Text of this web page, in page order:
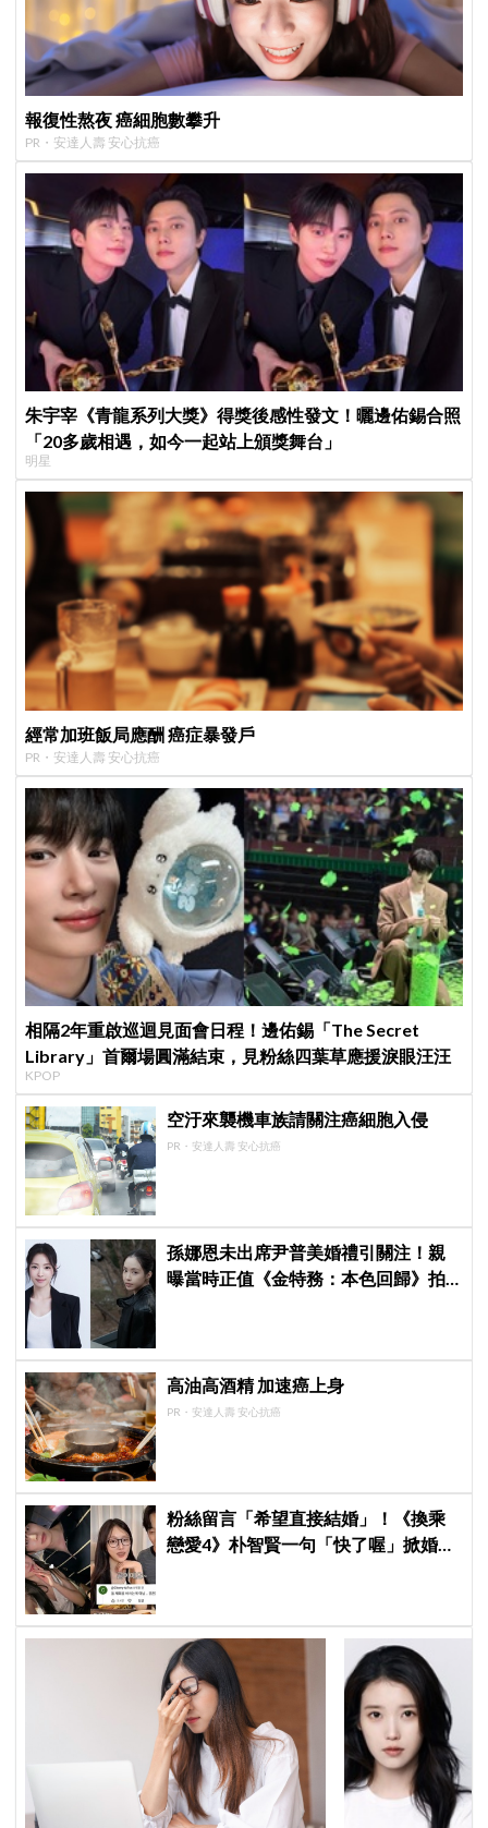
報復性熬夜 癌細胞數攀升
PR・安達人壽 安心抗癌
朱宇宰《青龍系列大獎》得獎後感性發文！曬邊佑錫合照
「20多歲相遇，如今一起站上頒獎舞台」
明星
經常加班飯局應酬 癌症暴發戶
PR・安達人壽 安心抗癌
相隔2年重啟巡迴見面會日程！邊佑錫「The Secret
Library」首爾場圓滿結束，見粉絲四葉草應援淚眼汪汪
KPOP
空汙來襲機車族請關注癌細胞入侵
PR・安達人壽 安心抗癌
孫娜恩未出席尹普美婚禮引關注！親
曝當時正值《金特務：本色回歸》拍
高油高酒精 加速癌上身
PR・安達人壽 安心抗癌
粉絲留言「希望直接結婚」！《換乘
戀愛4》朴智賢一句「快了喔」掀婚訊